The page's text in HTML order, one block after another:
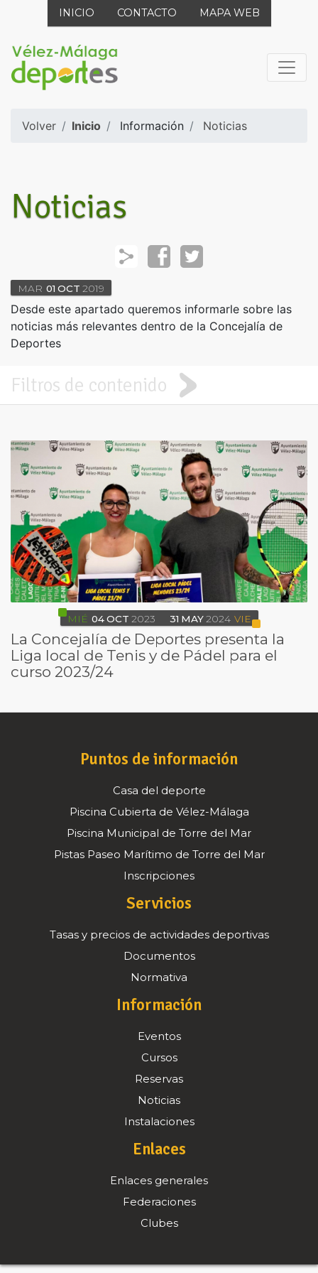
INICIO CONTACTO MAPA WEB
Volver Inicio Información Noticias
Noticias
MAR 01 OCT 2019
Desde este apartado queremos informarle sobre las
noticias más relevantes dentro de la Concejalía de
Deportes
Filtros de contenido
MIÉ 04 OCT 2023 31 MAY 2024 VIE
La Concejalía de Deportes presenta la
Liga local de Tenis y de Pádel para el
curso 2023/24
Puntos de información
Casa del deporte
Piscina Cubierta de Vélez-Málaga
Piscina Municipal de Torre del Mar
Pistas Paseo Marítimo de Torre del Mar
Inscripciones
Servicios
Tasas y precios de actividades deportivas
Documentos
Normativa
Información
Eventos
Cursos
Reservas
Noticias
Instalaciones
Enlaces
Enlaces generales
Federaciones
Clubes